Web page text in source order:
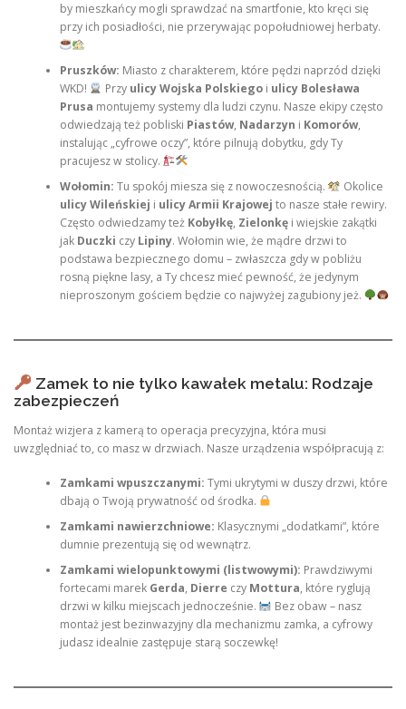
by mieszkańcy mogli sprawdzać na smartfonie, kto kręci się
przy ich posiadłości, nie przerywając popołudniowej herbaty.
Pruszków: Miasto z charakterem, które pędzi naprzód dzięki
WKD!
Przy ulicy Wojska Polskiegoi ulicy Bolesława
Prusa montujemy systemy dla ludzi czynu. Nasze ekipy często
odwiedzają też pobliski Piastów, Nadarzyn i Komorów,
instalując „cyfrowe oczy”, które pilnują dobytku, gdy Ty
pracujesz w stolicy.
Wołomin: Tu spokój miesza się z nowoczesnością.
Okolice
ulicy Wileńskiej i ulicy Armii Krajowej to nasze stałe rewiry.
Często odwiedzamy też Kobyłkę, Zielonkęi wiejskie zakątki
jak Duczki czy Lipiny. Wołomin wie, że mądre drzwi to
podstawa bezpiecznego domu – zwłaszcza gdy w pobliżu
rosną piękne lasy, a Ty chcesz mieć pewność, że jedynym
nieproszonym gościem będzie co najwyżej zagubiony jeż.
Zamek to nie tylko kawałek metalu: Rodzaje
zabezpieczeń
Montaż wizjera z kamerą to operacja precyzyjna, która musi
uwzględniać to, co masz w drzwiach. Nasze urządzenia współpracują z:
Zamkami wpuszczanymi: Tymi ukrytymi w duszy drzwi, które
dbają o Twoją prywatność od środka.
Zamkami nawierzchniowe: Klasycznymi „dodatkami”, które
dumnie prezentują się od wewnątrz.
Zamkami wielopunktowymi (listwowymi): Prawdziwymi
fortecami marek Gerda, Dierre czy Mottura, które ryglują
drzwi w kilku miejscach jednocześnie.
Bez obaw – nasz
montaż jest bezinwazyjny dla mechanizmu zamka, a cyfrowy
judasz idealnie zastępuje starą soczewkę!